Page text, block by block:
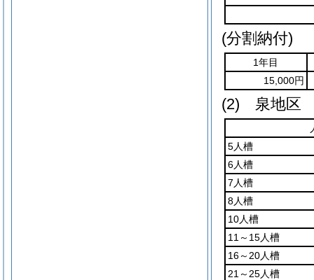
(分割納付)
1年目
15,000円
(2) 泉地区
5人槽
6人槽
7人槽
8人槽
10人槽
11～15人槽
16～20人槽
21～25人槽